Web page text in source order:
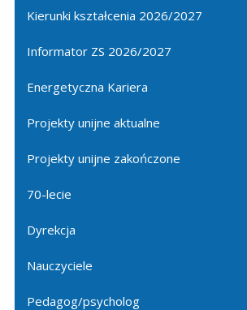
Kierunki kształcenia 2026/2027
Informator ZS 2026/2027
Energetyczna Kariera
Projekty unijne aktualne
Projekty unijne zakończone
70-lecie
Dyrekcja
Nauczyciele
Pedagog/psycholog